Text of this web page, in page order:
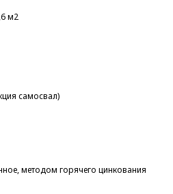
м2
самосвал)
методом горячего цинкования